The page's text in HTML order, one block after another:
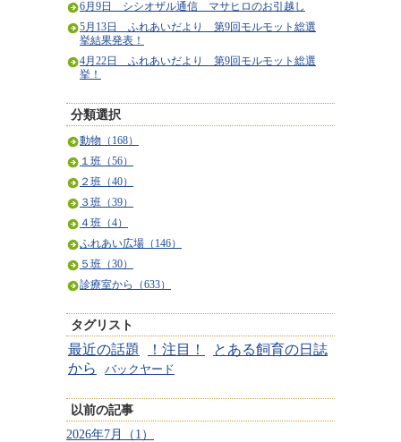
6月9日 シシオザル通信 マサヒロのお引越し
5月13日 ふれあいだより 第9回モルモット総選
挙結果発表！
4月22日 ふれあいだより 第9回モルモット総選
挙！
分類選択
動物（168）
１班（56）
２班（40）
３班（39）
４班（4）
ふれあい広場（146）
５班（30）
診療室から（633）
タグリスト
最近の話題 ！注目！
とある飼育の日誌
から
バックヤード
以前の記事
2026年7月（1）